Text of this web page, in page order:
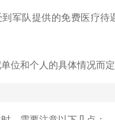
军队提供的免费医疗待
位和个人的具体情况而定